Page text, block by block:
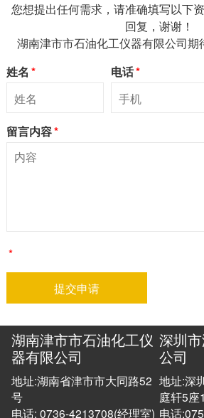
您想提出任何需求，请准确填写以下
回复，谢谢！
湖南津市市石油化工仪器有限公司期
姓名 * 电话*
留言内容*
*
提交申请
湖南津市市石油化工仪
器有限公司
地址:湖南省津市市大同路52
号
电话: 0736-4213708(经理室)
深圳
公司
地址:深
庭轩5座
电话